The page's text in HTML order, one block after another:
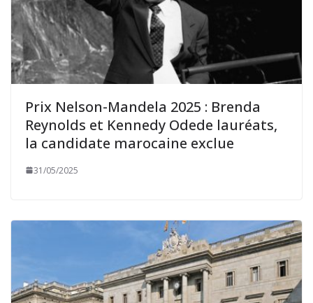
Prix Nelson-Mandela 2025 : Brenda
Reynolds et Kennedy Odede lauréats,
la candidate marocaine exclue
31/05/2025